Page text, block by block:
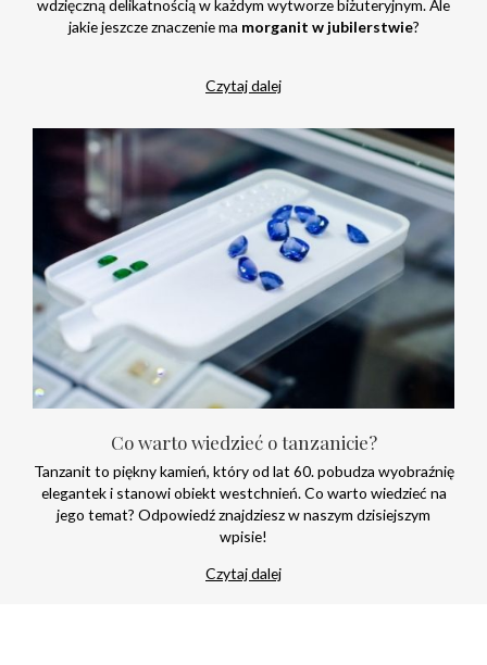
wdzięczną delikatnością w każdym wytworze biżuteryjnym. Ale
jakie jeszcze znaczenie ma morganit w jubilerstwie?
Czytaj dalej
Co warto wiedzieć o tanzanicie?
Tanzanit to piękny kamień, który od lat 60. pobudza wyobraźnię
elegantek i stanowi obiekt westchnień. Co warto wiedzieć na
jego temat? Odpowiedź znajdziesz w naszym dzisiejszym
wpisie!
Czytaj dalej